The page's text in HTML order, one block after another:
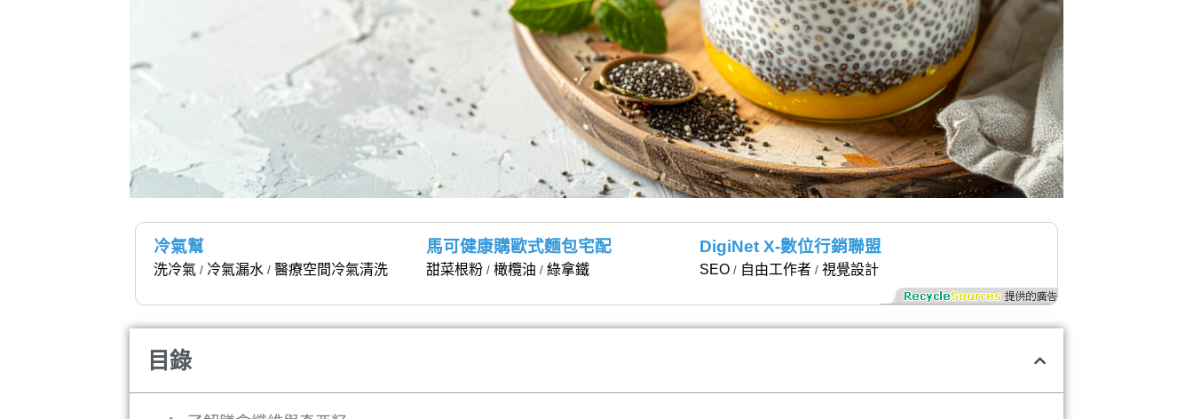
冷氣幫
洗冷氣 / 冷氣漏水 /醫療空間冷氣清洗
馬可健康購歐式麵包宅配
甜菜根粉 /橄欖油 /綠拿鐵
DigiNet X-數位行銷聯盟
SEO/ 自由工作者/ 視覺設計
目錄